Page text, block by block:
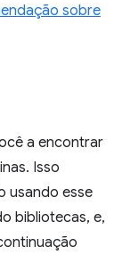
sobre
a encontrar
Isso
usando esse
bibliotecas, e,